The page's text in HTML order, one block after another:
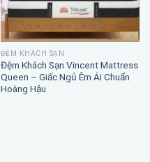
ĐỆM KHÁCH SẠN
Đệm Khách Sạn Vincent Mattress
Queen – Giấc Ngủ Êm Ái Chuẩn
Hoàng Hậu